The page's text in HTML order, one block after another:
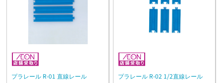
プラレール R-01 直線レール プラレール R-02 1/2直線レール